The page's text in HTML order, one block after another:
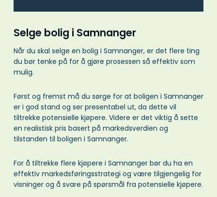
Selge bolig i Samnanger
Når du skal selge en bolig i Samnanger, er det flere ting
du bør tenke på for å gjøre prosessen så effektiv som
mulig.
Først og fremst må du sørge for at boligen i Samnanger
er i god stand og ser presentabel ut, da dette vil
tiltrekke potensielle kjøpere. Videre er det viktig å sette
en realistisk pris basert på markedsverdien og
tilstanden til boligen i Samnanger.
For å tiltrekke flere kjøpere i Samnanger bør du ha en
effektiv markedsføringsstrategi og være tilgjengelig for
visninger og å svare på spørsmål fra potensielle kjøpere.